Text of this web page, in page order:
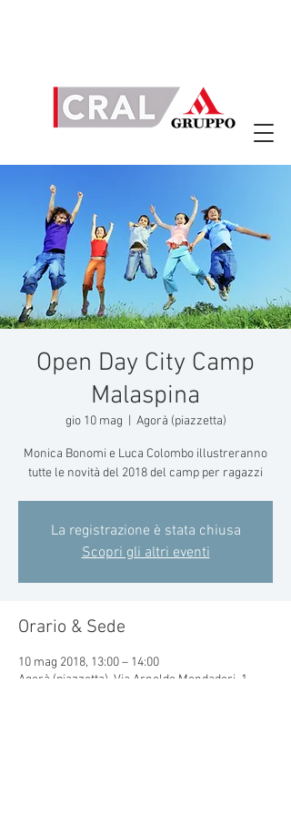
Open Day City Camp
Malaspina
gio 10 mag Agorà (piazzetta)
Monica Bonomi e Luca Colombo illustreranno
tutte le novità del 2018 del camp per ragazzi
La registrazione è stata chiusa
Scopri gli altri eventi
Orario & Sede
10 mag 2018, 13:00 – 14:00
Agorà (piazzetta), Via Arnoldo Mondadori, 1,